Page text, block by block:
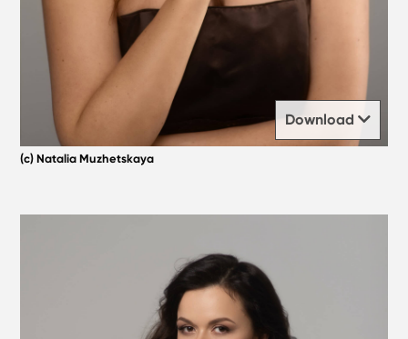
Download
(c) Natalia Muzhetskaya